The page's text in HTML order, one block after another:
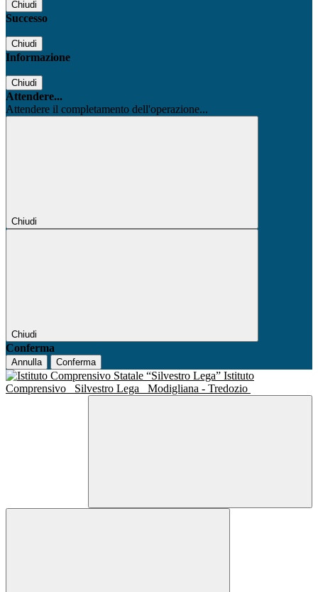
Chiudi
Successo
Chiudi
Informazione
Chiudi
Attendere...
Attendere il completamento dell'operazione...
Chiudi
Chiudi
Conferma
Annulla Conferma
Istituto
Comprensivo
Silvestro Lega Modigliana - Tredozio